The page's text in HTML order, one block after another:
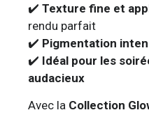
✔️ Texture fine et
rendu parfait
✔️ Pigmentation
✔️ Idéal pour les
audacieux
Avec la Collection